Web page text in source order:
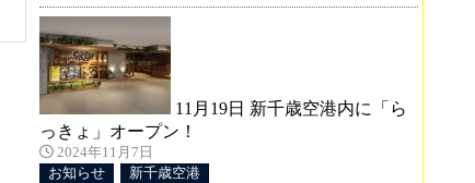
11月19日 新千歳空港内に「ら
っきょ」オープン！
2024年11月7日
お知らせ
新千歳空港